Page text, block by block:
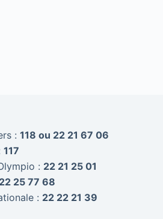
: 118 ou 22 21 67 06
117
: 22 21 25 01
22 25 77 68
: 22 22 21 39